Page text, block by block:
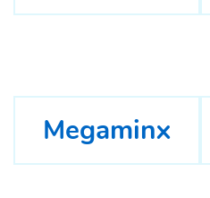
Megaminx